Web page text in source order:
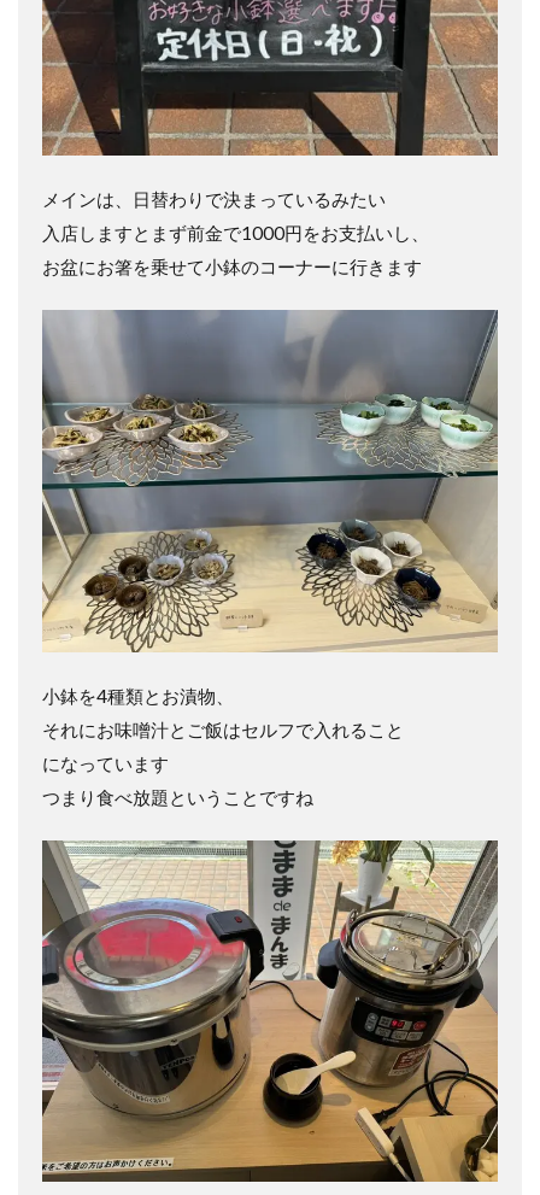
メインは、日替わりで決まっているみたい
入店しますとまず前金で1000円をお支払いし、
お盆にお箸を乗せて小鉢のコーナーに行きます
小鉢を4種類とお漬物、
それにお味噌汁とご飯はセルフで入れること
になっています
つまり食べ放題ということですね